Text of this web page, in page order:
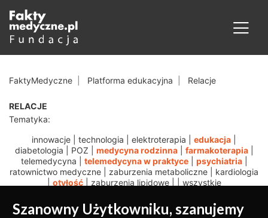
Szanowny Użytkowniku, szanujemy
FaktyMedyczne Platforma edukacyjna Relacje
RELACJE
Tematyka:
innowacje
technologia elektroterapia edukacja
diabetologia
POZ medycyna rodzinna| farmakoterapia|
telemedycyna
telemedycyna w praktyce| psychiatria|
ratownictwo medyczne
zaburzenia metaboliczne
kardiologia
otyłość| zaburzenia lipidowe| wszystkie